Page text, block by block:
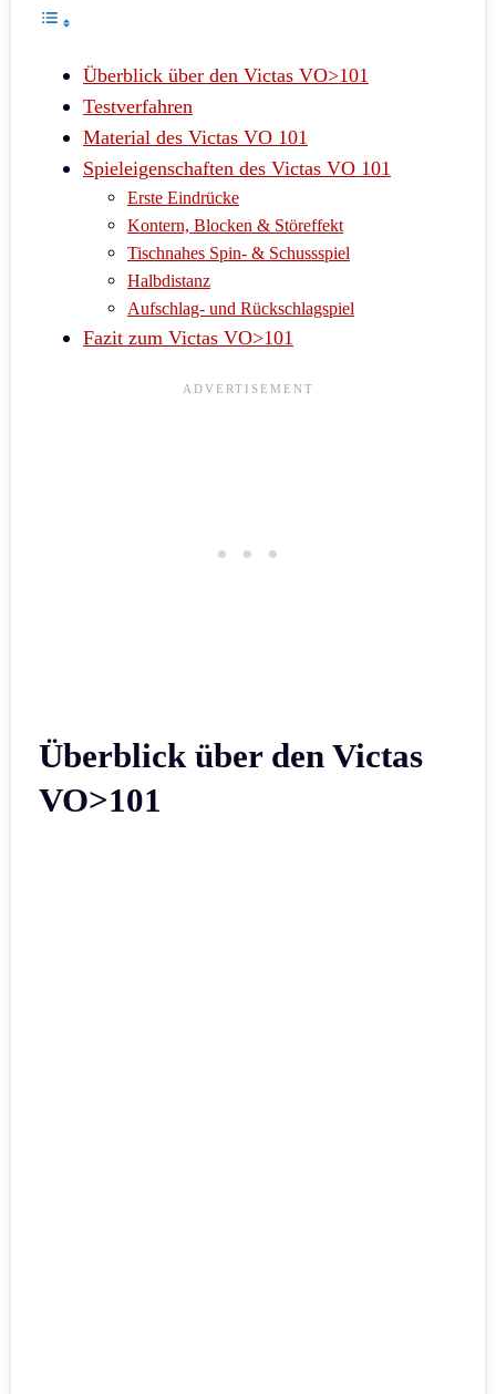
Überblick über den Victas VO>101
Testverfahren
Material des Victas VO 101
Spieleigenschaften des Victas VO 101
Erste Eindrücke
Kontern, Blocken & Störeffekt
Tischnahes Spin- & Schussspiel
Halbdistanz
Aufschlag- und Rückschlagspiel
Fazit zum Victas VO>101
Überblick über den Victas
VO>101